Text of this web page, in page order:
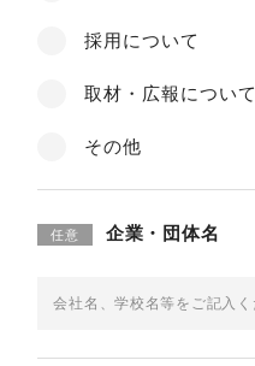
採用について
取材・広報について
その他
任意 企業・団体名